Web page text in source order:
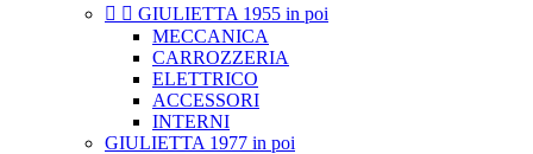
  GIULIETTA 1955 in poi
MECCANICA
CARROZZERIA
ELETTRICO
ACCESSORI
INTERNI
GIULIETTA 1977 in poi